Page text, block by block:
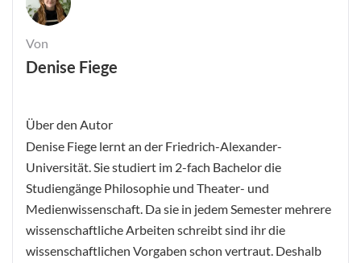
Von
Denise Fiege
Über den Autor
Denise Fiege lernt an der Friedrich-Alexander-
Universität. Sie studiert im 2-fach Bachelor die
Studiengänge Philosophie und Theater- und
Medienwissenschaft. Da sie in jedem Semester mehrere
wissenschaftliche Arbeiten schreibt sind ihr die
wissenschaftlichen Vorgaben schon vertraut. Deshalb